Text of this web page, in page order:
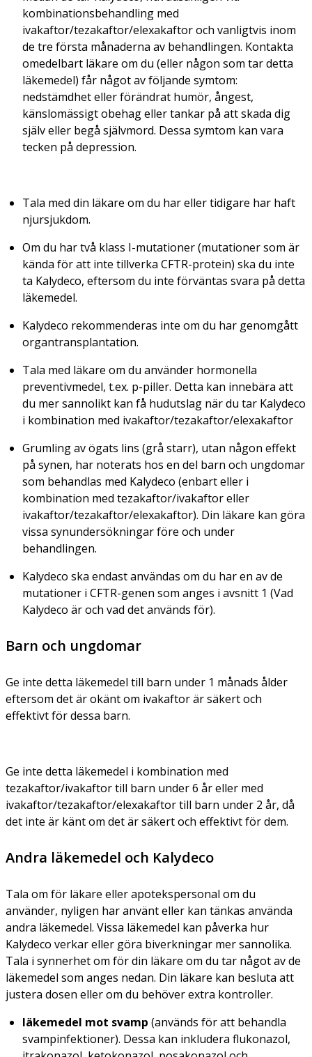
kombinationsbehandling med
ivakaftor/tezakaftor/elexakaftor och vanligtvis inom
de tre första månaderna av behandlingen. Kontakta
omedelbart läkare om du (eller någon som tar detta
läkemedel) får något av följande symtom:
nedstämdhet eller förändrat humör, ångest,
känslomässigt obehag eller tankar på att skada dig
själv eller begå självmord. Dessa symtom kan vara
tecken på depression.
Tala med din läkare om du har eller tidigare har haft
njursjukdom.
Om du har två klass I-mutationer (mutationer som är
kända för att inte tillverka CFTR-protein) ska du inte
ta Kalydeco, eftersom du inte förväntas svara på detta
läkemedel.
Kalydeco rekommenderas inte om du har genomgått
organtransplantation.
Tala med läkare om du använder hormonella
preventivmedel, t.ex. p-piller. Detta kan innebära att
du mer sannolikt kan få hudutslag när du tar Kalydeco
i kombination med ivakaftor/tezakaftor/elexakaftor
Grumling av ögats lins (grå starr), utan någon effekt
på synen, har noterats hos en del barn och ungdomar
som behandlas med Kalydeco (enbart eller i
kombination med tezakaftor/ivakaftor eller
ivakaftor/tezakaftor/elexakaftor). Din läkare kan göra
vissa synundersökningar före och under
behandlingen.
Kalydeco ska endast användas om du har en av de
mutationer i CFTR-genen som anges i avsnitt 1 (Vad
Kalydeco är och vad det används för).
Barn och ungdomar
Ge inte detta läkemedel till barn under 1 månads ålder
eftersom det är okänt om ivakaftor är säkert och
effektivt för dessa barn.
Ge inte detta läkemedel i kombination med
tezakaftor/ivakaftor till barn under 6 år eller med
ivakaftor/tezakaftor/elexakaftor till barn under 2 år, då
det inte är känt om det är säkert och effektivt för dem.
Andra läkemedel och Kalydeco
Tala om för läkare eller apotekspersonal om du
använder, nyligen har använt eller kan tänkas använda
andra läkemedel. Vissa läkemedel kan påverka hur
Kalydeco verkar eller göra biverkningar mer sannolika.
Tala i synnerhet om för din läkare om du tar något av de
läkemedel som anges nedan. Din läkare kan besluta att
justera dosen eller om du behöver extra kontroller.
läkemedel mot svamp (används för att behandla
svampinfektioner). Dessa kan inkludera flukonazol,